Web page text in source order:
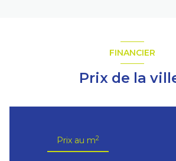
FINANCIER
Prix de la
Prix au m2